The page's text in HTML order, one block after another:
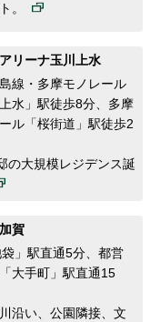
。
リーナ玉川上水
線・多摩モノレール
上水」駅徒歩8分、多摩
ール「桜街道」駅徒歩2
の大規模レジデンス誕
賀
」駅直通5分、都営
大手町」駅直通15
沿い、公園隣接、文